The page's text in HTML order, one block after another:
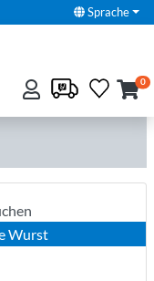
Sprache
0
Wurst